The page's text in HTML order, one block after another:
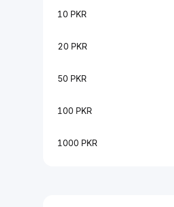
10 PKR
20 PKR
50 PKR
100 PKR
1000 PKR